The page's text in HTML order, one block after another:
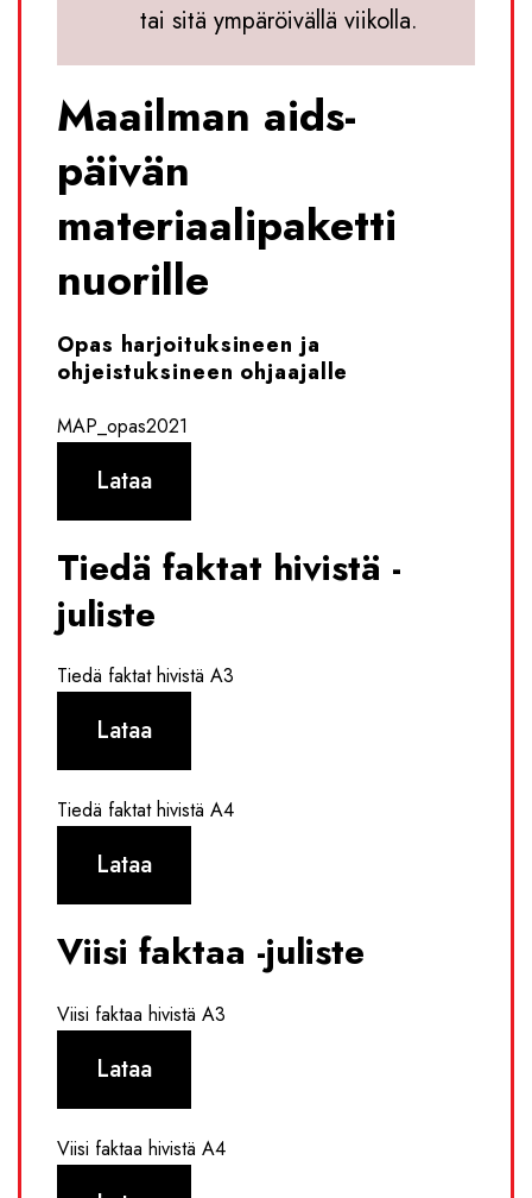
tai sitä ympäröivällä viikolla.
Maailman aids-
päivän
materiaalipaketti
nuorille
Opas harjoituksineen ja
ohjeistuksineen ohjaajalle
MAP_opas2021
Lataa
Tiedä faktat hivistä -
juliste
Tiedä faktat hivistä A3
Lataa
Tiedä faktat hivistä A4
Lataa
Viisi faktaa -juliste
Viisi faktaa hivistä A3
Lataa
Viisi faktaa hivistä A4